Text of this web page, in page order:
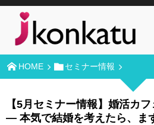
HOME セミナー情報
【5月セミナー情報】婚活カフ
― 本気で結婚を考えたら、ま